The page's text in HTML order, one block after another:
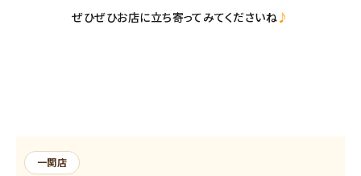
ぜひぜひお店に立ち寄ってみてくださいね♪
一関店